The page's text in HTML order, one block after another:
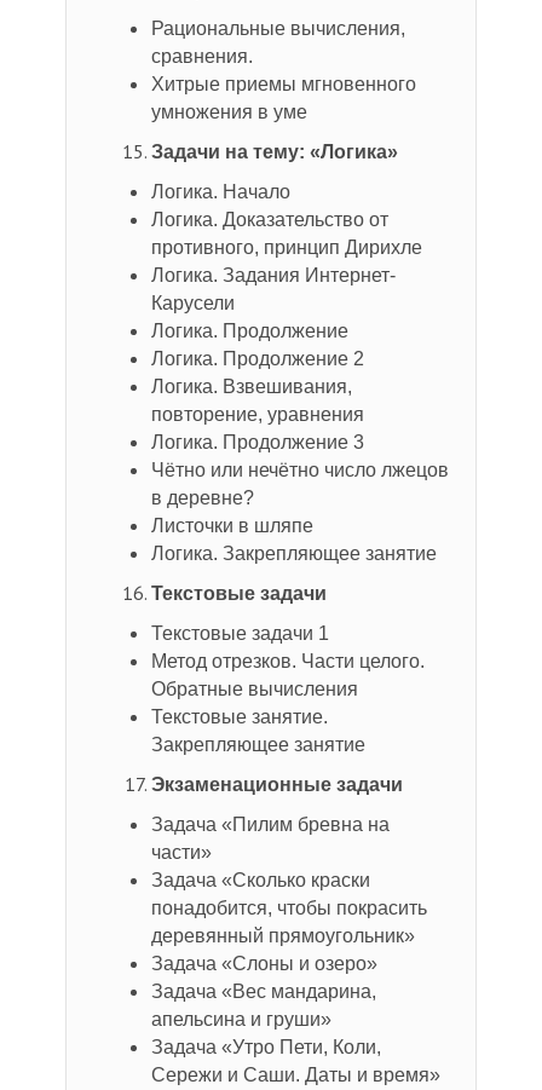
Рациональные вычисления,
сравнения.
Хитрые приемы мгновенного
умножения в уме
Задачи на тему: «Логика»
Логика. Начало
Логика. Доказательство от
противного, принцип Дирихле
Логика. Задания Интернет-
Карусели
Логика. Продолжение
Логика. Продолжение 2
Логика. Взвешивания,
повторение, уравнения
Логика. Продолжение 3
Чётно или нечётно число лжецов
в деревне?
Листочки в шляпе
Логика. Закрепляющее занятие
Текстовые задачи
Текстовые задачи 1
Метод отрезков. Части целого.
Обратные вычисления
Текстовые занятие.
Закрепляющее занятие
Экзаменационные задачи
Задача «Пилим бревна на
части»
Задача «Сколько краски
понадобится, чтобы покрасить
деревянный прямоугольник»
Задача «Слоны и озеро»
Задача «Вес мандарина,
апельсина и груши»
Задача «Утро Пети, Коли,
Сережи и Саши. Даты и время»